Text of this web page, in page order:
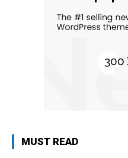
MUST READ